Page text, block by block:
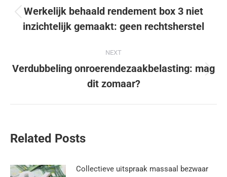
Werkelijk behaald rendement box 3 niet
inzichtelijk gemaakt: geen rechtsherstel
NEXT
Verdubbeling onroerendezaakbelasting: mag
dit zomaar?
Related Posts
Collectieve uitspraak massaal bezwaar